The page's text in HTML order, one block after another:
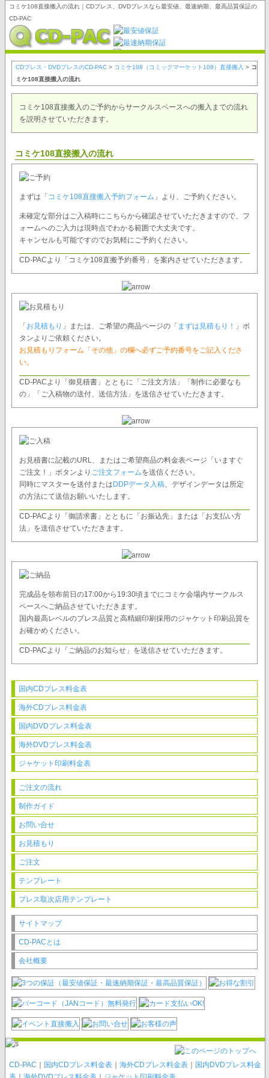
コミケ108直接搬入の流れ｜CDプレス、DVDプレスなら最安値、最速納期、最高品質保証の
CD-PAC
CDプレス・DVDプレスのCD-PAC> コミケ108（コミックマーケット108）直接搬入 > コ
ミケ108直接搬入の流れ
コミケ108直接搬入のご予約からサークルスペースへの搬入までの流れ
を説明させていただきます。
コミケ108直接搬入の流れ
まずは「 コミケ108直接搬入予約フォーム 」より、ご予約ください。
未確定な部分はご入稿時にこちらから確認させていただきますので、フ
ォームへのご入力は現時点でわかる範囲で大丈夫です。
キャンセルも可能ですのでお気軽にご予約ください。
CD-PACより「コミケ108直搬予約番号」を案内させていただきます。
「 お見積もり 」または、ご希望の商品ページの「 まずは見積もり！
」ボ
タンよりご依頼ください。
お見積もりフォーム「その他」の欄へ必ずご予約番号をご記入くださ
い。
CD-PACより「御見積書」とともに「ご注文方法」「制作に必要なも
の」「ご入稿物の送付、送信方法」を送信させていただきます。
お見積書に記載のURL、またはご希望商品の料金表ページ「いますぐ
ご注文！」ボタンより ご注文フォームを送信ください。
同時にマスターを送付または DDPデータ入稿、デザインデータは所定
の方法にて送信お願いいたします。
CD-PACより「御請求書」とともに「お振込先」または「お支払い方
法」を送信させていただきます。
完成品を領布前日の17:00から19:30頃までにコミケ会場内サークルス
ペースへご納品させていただきます。
国内最高レベルのプレス品質と高精細印刷採用のジャケット印刷品質を
お確かめください。
CD-PACより「ご納品のお知らせ」を送信させていただきます。
国内CDプレス料金表
海外CDプレス料金表
国内DVDプレス料金表
海外DVDプレス料金表
ジャケット印刷料金表
ご注文の流れ
制作ガイド
お問い合せ
お見積もり
ご注文
テンプレート
プレス取次店用テンプレート
サイトマップ
CD-PACとは
会社概要
CD-PAC 国内CDプレス料金表 海外CDプレス料金表
国内DVDプレス料金